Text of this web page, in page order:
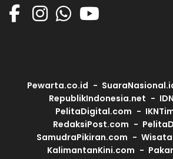
Pewarta.co.id
RepublikIndonesia.net
PelitaDigital.com
RedaksiPost.com
SamudraPikiran.com
KalimantanKini.com